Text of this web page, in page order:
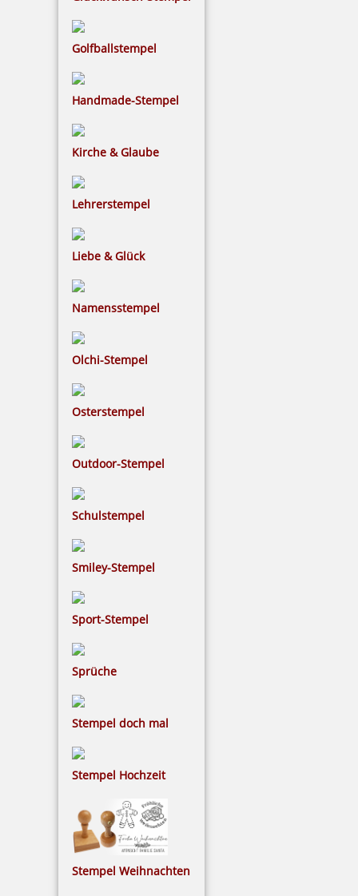
Golfballstempel
Handmade-Stempel
Kirche & Glaube
Lehrerstempel
Liebe & Glück
Namensstempel
Olchi-Stempel
Osterstempel
Outdoor-Stempel
Schulstempel
Smiley-Stempel
Sport-Stempel
Sprüche
Stempel doch mal
Stempel Hochzeit
Stempel Weihnachten
Colop Micro 1 Stempelkissen (50x90 mm)